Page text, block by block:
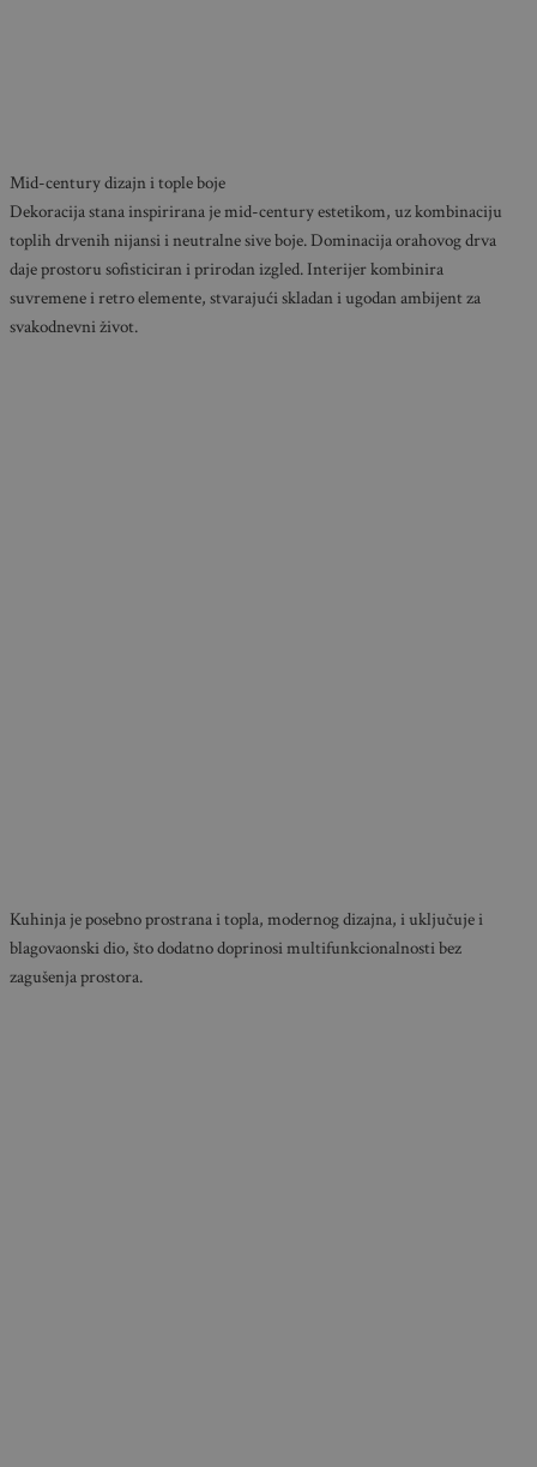
Mid-century dizajn i tople boje
Dekoracija stana inspirirana je mid-century estetikom, uz kombinaciju
toplih drvenih nijansi i neutralne sive boje. Dominacija orahovog drva
daje prostoru sofisticiran i prirodan izgled. Interijer kombinira
suvremene i retro elemente, stvarajući skladan i ugodan ambijent za
svakodnevni život.
Kuhinja je posebno prostrana i topla, modernog dizajna, i uključuje i
blagovaonski dio, što dodatno doprinosi multifunkcionalnosti bez
zagušenja prostora.